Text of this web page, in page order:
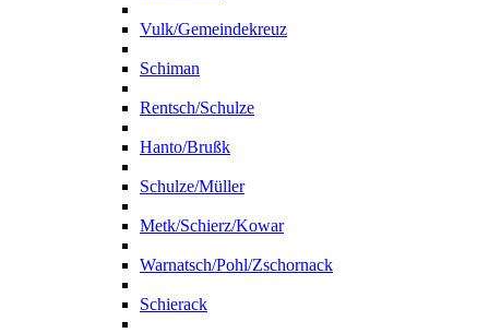
Vulk/Gemeindekreuz
Schiman
Rentsch/Schulze
Hanto/Brußk
Schulze/Müller
Metk/Schierz/Kowar
Warnatsch/Pohl/Zschornack
Schierack